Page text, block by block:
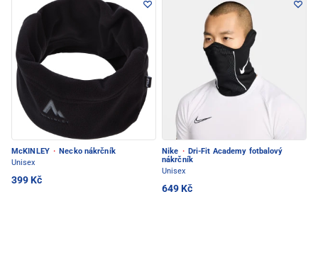
McKINLEY · Necko nákrčník
Unisex
399 Kč
Nike · Dri-Fit Academy fotbalový
nákrčník
Unisex
649 Kč